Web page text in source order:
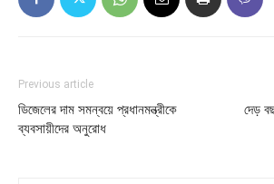
Previous article
ডিজেলের দাম সমন্বয়ে প্রধানমন্ত্রীকে
ব্যবসায়ীদের অনুরোধ
দেড়